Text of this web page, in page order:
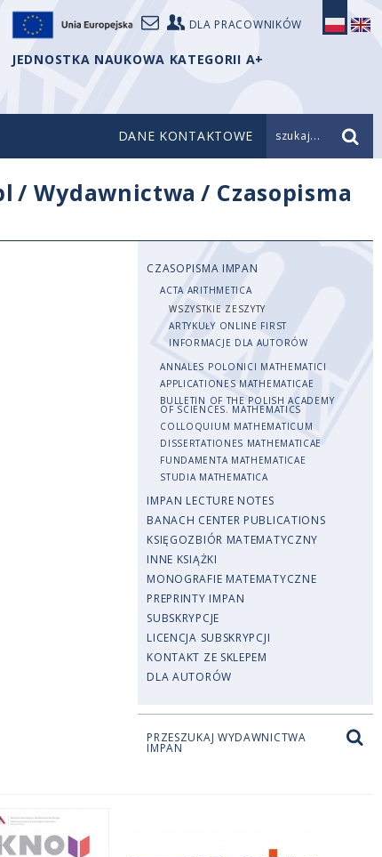
DLA PRACOWNIKÓW
JEDNOSTKA NAUKOWA KATEGORII A+
DANE KONTAKTOWE szukaj...
/Wydawnictwa / Czasopisma
CZASOPISMA IMPAN
ACTA ARITHMETICA
WSZYSTKIE ZESZYTY
ARTYKUŁY ONLINE FIRST
INFORMACJE DLA AUTORÓW
ANNALES POLONICI MATHEMATICI
APPLICATIONES MATHEMATICAE
BULLETIN OF THE POLISH ACADEMY
OF SCIENCES. MATHEMATICS
COLLOQUIUM MATHEMATICUM
DISSERTATIONES MATHEMATICAE
FUNDAMENTA MATHEMATICAE
STUDIA MATHEMATICA
IMPAN LECTURE NOTES
BANACH CENTER PUBLICATIONS
KSIĘGOZBIÓR MATEMATYCZNY
INNE KSIĄŻKI
MONOGRAFIE MATEMATYCZNE
PREPRINTY IMPAN
SUBSKRYPCJE
LICENCJA SUBSKRYPCJI
KONTAKT ZE SKLEPEM
DLA AUTORÓW
PRZESZUKAJ WYDAWNICTWA
IMPAN